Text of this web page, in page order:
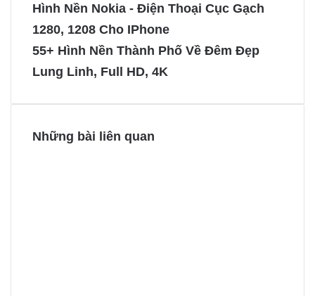
o
o
k
r
e
s
n
g
e
n
g
e
Hình Nền Nokia - Điện Thoại Cục Gạch
1280, 1208 Cho IPhone
55+ Hình Nền Thành Phố Về Đêm Đẹp
Lung Linh, Full HD, 4K
Những bài liên quan